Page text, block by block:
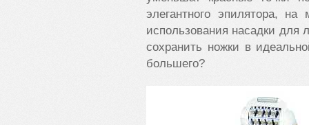
элегантного эпилятора,
использования насадки для
сохранить ножки в
большего?